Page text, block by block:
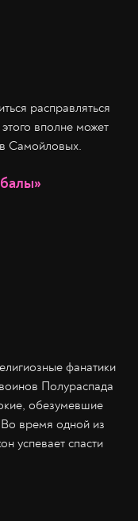
расправляться
вполне может
Самойловых.
фанатики
Полураспада
обезумевшие
время одной из
успевает спасти